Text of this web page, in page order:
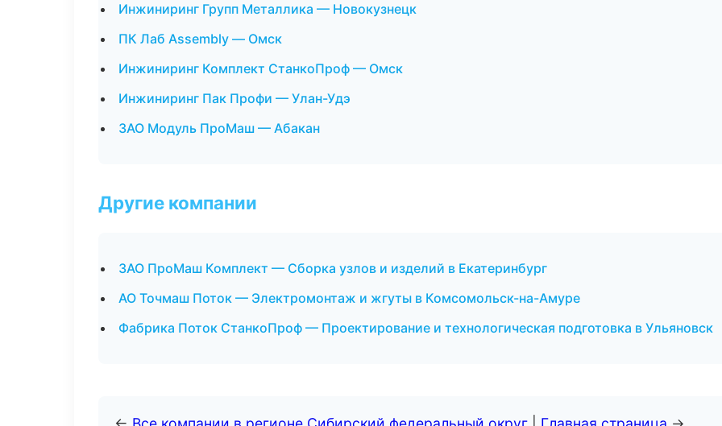
Инжиниринг Групп Металлика — Новокузнецк
ПК Лаб Assembly — Омск
Инжиниринг Комплект СтанкоПроф — Омск
Инжиниринг Пак Профи — Улан-Удэ
ЗАО Модуль ПроМаш — Абакан
Другие компании
ЗАО ПроМаш Комплект — Сборка узлов и изделий в Екатеринбург
АО Точмаш Поток — Электромонтаж и жгуты в Комсомольск-на-Амуре
Фабрика Поток СтанкоПроф — Проектирование и технологическая подготовка в Ульяновск